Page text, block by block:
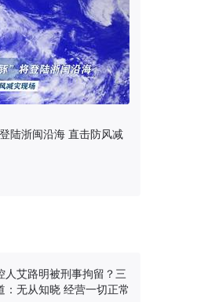
陆浙闽沿海 直击防风减
人艾路明被刑事拘留？三
：无从知晓 经营一切正常